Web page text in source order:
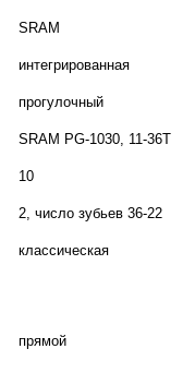
SRAM
интегрированная
прогулочный
SRAM PG-1030, 11-36T
10
2, число зубьев 36-22
классическая
прямой